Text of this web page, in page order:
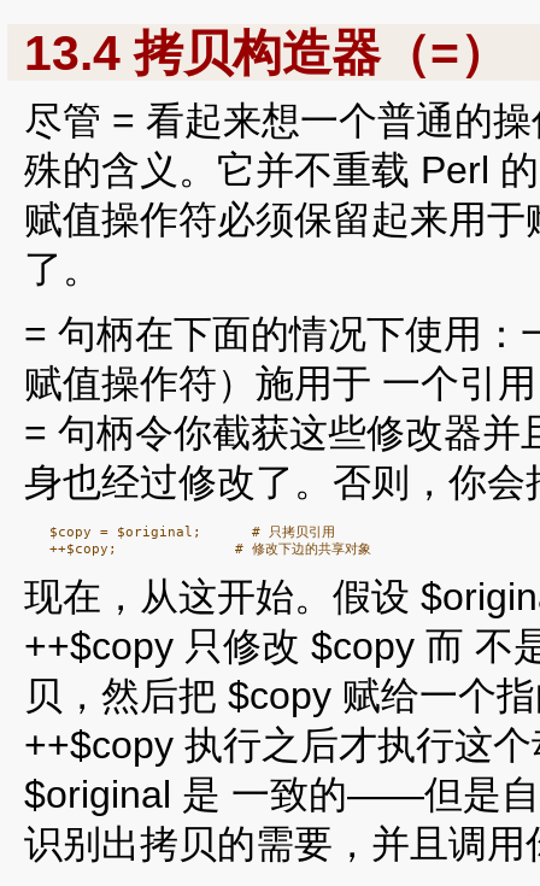
13.4 拷贝构造器（=）
尽管 = 看起来想一个普通的
殊的含义。它并不重载 Perl
赋值操作符必须保留起来用
了。
= 句柄在下面的情况下使用
赋值操作符）施用于 一个引
= 句柄令你截获这些修改器
身也经过修改了。否则，你
   $copy = $original;      # 只拷贝引用
现在，从这开始。假设
++$copy 只修改 $copy 而 不
贝，然后把 $copy 赋给一个
++$copy 执行之后才执行这
$original 是 一致的——但是
识别出拷贝的需要，并且调